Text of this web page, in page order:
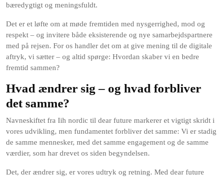
bæredygtigt og meningsfuldt.
Det er et løfte om at møde fremtiden med nysgerrighed, mod og
respekt – og invitere både eksisterende og nye samarbejdspartnere
med på rejsen. For os handler det om at give mening til de digitale
aftryk, vi sætter – og altid spørge: Hvordan skaber vi en bedre
fremtid sammen?
Hvad ændrer sig – og hvad forbliver
det samme?
Navneskiftet fra Iih nordic til dear future markerer et vigtigt skridt i
vores udvikling, men fundamentet forbliver det samme: Vi er stadig
de samme mennesker, med det samme engagement og de samme
værdier, som har drevet os siden begyndelsen.
Det, der ændrer sig, er vores udtryk og retning. Med dear future